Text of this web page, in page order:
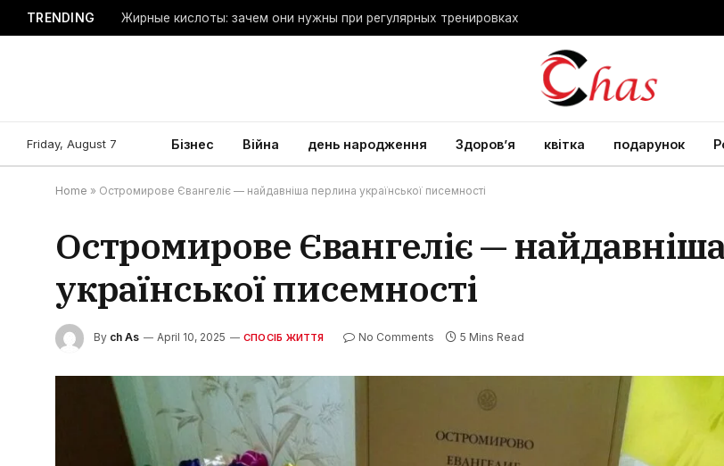
TRENDING Жирные кислоты: зачем они нужны при регулярных тренировках
Friday, August 7 Бізнес Війна день народження Здоров’я квітка подарунок
Home » Остромирове Євангеліє — найдавніша перлина української писемності
Остромирове Євангеліє —
української писемності
By ch As April 10, 2025 СПОСІБ ЖИТТЯ No Comments 5 Mins Read